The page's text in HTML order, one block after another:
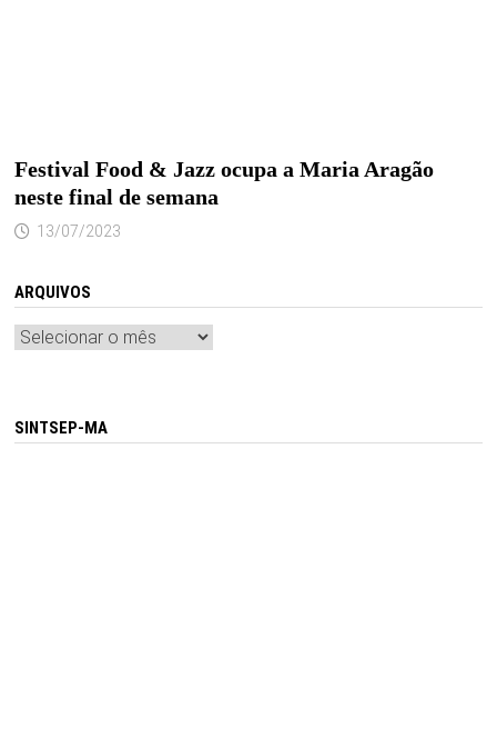
Festival Food & Jazz ocupa a Maria Aragão
neste final de semana
13/07/2023
ARQUIVOS
Arquivos
SINTSEP-MA